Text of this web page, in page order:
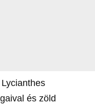
és zöld